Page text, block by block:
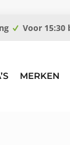
Voor 15:30
MERKEN